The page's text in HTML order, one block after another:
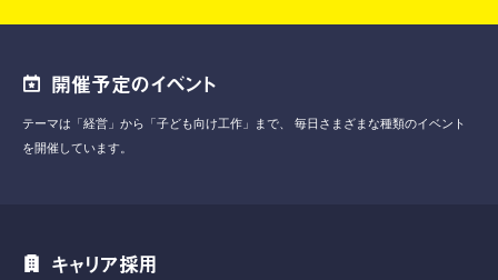
開催予定のイベント
テーマは「経営」から「子ども向け工作」まで、
毎日さまざまな種類のイベント
を開催しています。
キャリア採用